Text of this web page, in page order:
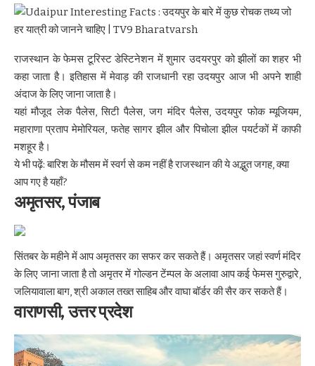
राजस्थान के फेमस टूरिस्ट डेस्टिनेशन में शुमार उदयरपुर को झीलों का शहर भी
कहा जाता है। इतिहास में मेवाड़ की राजधानी रहा उदयपुर आज भी अपने शाही
अंदाज के लिए जाना जाता है।
यहां मौजूद लेक पैलेस, सिटी पैलेस, जग मंदिर पैलेस, उदयपुर फोक म्यूजियम,
महाराणा प्रताप मेमोरियल, फतेह सागर झील और पिचोला झील पयर्टकों में काफी
मशहूर है।
ये भी पढ़ें:बारिश के मौसम में स्वर्ग से कम नहीं है राजस्थान की ये अद्भुत जगह, क्या
आप गए है यहाँ?
अमृतसर, पंजाब
सिंतबर के महीने में आप अमृतसर का सफर कर सकते हैं। अमृतसर जहां स्वर्ण मंदिर
के लिए जाना जाता है तो अमृतर में गोल्डन टेंम्पल के अलावा आप कई फेमस गुरुद्वारे,
जलियावाला बाग, श्री अकाल तख्त साहिब और वाघा बॉर्डर की सैर कर सकते हैं।
वाराणसी, उत्तर प्रदेश